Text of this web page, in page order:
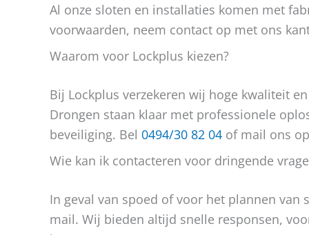
Al onze sloten en installaties komen met
voorwaarden, neem contact op met ons
Waarom voor Lockplus kiezen?
Bij Lockplus verzekeren wij hoge kwaliteit
Drongen staan klaar met professionele
beveiliging. Bel 0494/30 82 04 of mail ons op
Wie kan ik contacteren voor dringende
In geval van spoed of voor het plannen
mail. Wij bieden altijd snelle responsen,